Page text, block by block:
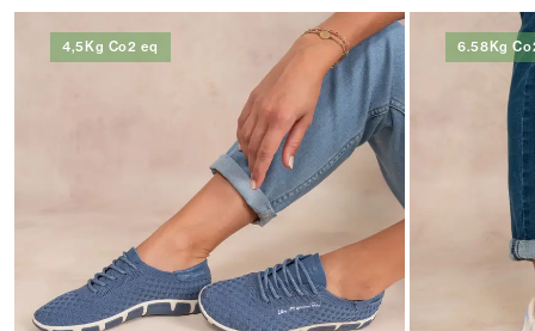
4,5Kg Co2 eq 6.58Kg